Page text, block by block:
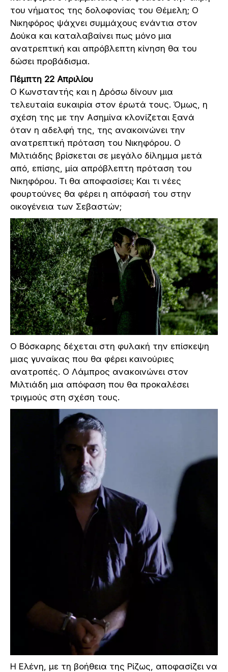
του νήματος της δολοφονίας του Θέμελη; Ο
Νικηφόρος ψάχνει συμμάχους ενάντια στον
Δούκα και καταλαβαίνει πως μόνο μια
ανατρεπτική και απρόβλεπτη κίνηση θα του
δώσει προβάδισμα.
Πέμπτη 22 Απριλίου
Ο Κωνσταντής και η Δρόσω δίνουν μια
τελευταία ευκαιρία στον έρωτά τους. Όμως, η
σχέση της με την Ασημίνα κλονίζεται ξανά
όταν η αδελφή της, της ανακοινώνει την
ανατρεπτική πρόταση του Νικηφόρου. Ο
Μιλτιάδης βρίσκεται σε μεγάλο δίλημμα μετά
από, επίσης, μία απρόβλεπτη πρόταση του
Νικηφόρου. Τι θα αποφασίσει; Και τι νέες
φουρτούνες θα φέρει η απόφασή του στην
οικογένεια των Σεβαστών;
Ο Βόσκαρης δέχεται στη φυλακή την επίσκεψη
μιας γυναίκας που θα φέρει καινούριες
ανατροπές. Ο Λάμπρος ανακοινώνει στον
Μιλτιάδη μια απόφαση που θα προκαλέσει
τριγμούς στη σχέση τους.
Η Ελένη, με τη βοήθεια της Ρίζως, αποφασίζει να